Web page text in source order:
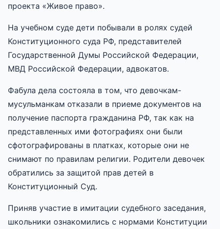
проекта «Живое право».
На учебном суде дети побывали в ролях судей
Конституционного суда РФ, представителей
Государственной Думы Российской Федерации,
МВД Российской Федерации, адвокатов.
Фабула дела состояла в том, что девочкам-
мусульманкам отказали в приеме документов на
получение паспорта гражданина РФ, так как на
представленных ими фотографиях они были
сфотографированы в платках, которые они не
снимают по правилам религии. Родители девочек
обратились за защитой прав детей в
Конституционный Суд.
Приняв участие в имитации судебного заседания,
школьники ознакомились с нормами Конституции